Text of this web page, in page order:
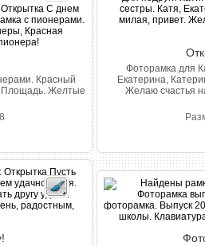
Красный
Площадь. Желтые
Фоторамка для
Екатерина,
Желаю счастья